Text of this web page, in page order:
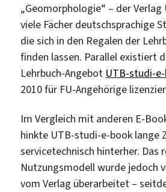
„Geomorphologie“ – der
viele Fächer deutschsprachige
die sich in den Regalen der
finden lassen. Parallel existiert
Lehrbuch-Angebot UTB-studi-
2010 für FU-Angehörige
Im Vergleich mit anderen E-
hinkte UTB-studi-e-book lange
servicetechnisch hinterher. Das
Nutzungsmodell wurde jedoch
vom Verlag überarbeitet –